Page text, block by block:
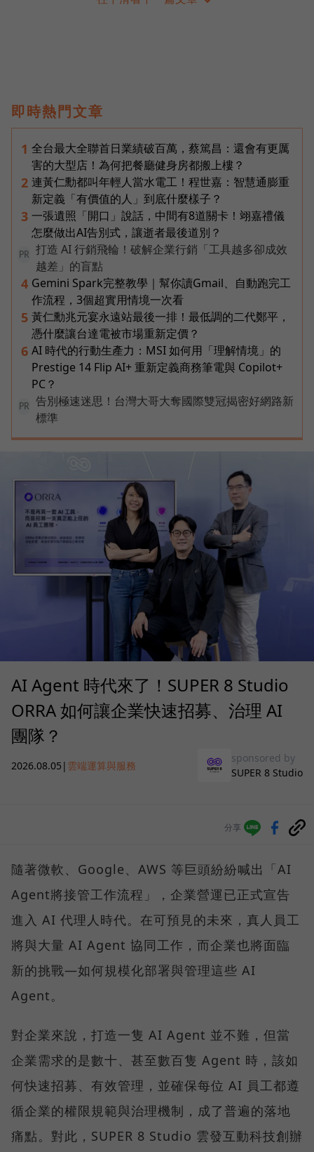
即時熱門文章
1 全台最大全聯首日業績破百萬，蔡篤昌：還會有更厲
害的大型店！為何把餐廳健身房都搬上樓？
2 連黃仁勳都叫年輕人當水電工！程世嘉：智慧通膨重
新定義「有價值的人」到底什麼樣子？
3 一張遺照「開口」說話，中間有8道關卡！翊嘉禮儀
怎麼做出AI告別式，讓逝者最後道別？
PR
打造 AI 行銷飛輪！破解企業行銷「工具越多卻成效
越差」的盲點
4 Gemini Spark完整教學｜幫你讀Gmail、自動跑完工
作流程，3個超實用情境一次看
5 黃仁勳兆元宴永遠站最後一排！最低調的二代鄭平，
憑什麼讓台達電被市場重新定價？
6 AI 時代的行動生產力：MSI 如何用「理解情境」的
Prestige 14 Flip AI+ 重新定義商務筆電與 Copilot+
PC？
PR
告別極速迷思！台灣大哥大奪國際雙冠揭密好網路新
標準
AI Agent 時代來了！SUPER 8 Studio
ORRA 如何讓企業快速招募、治理 AI
團隊？
2026.08.05 | 雲端運算與服務
sponsored by
SUPER 8 Studio
分享
隨著微軟、Google、AWS 等巨頭紛紛喊出「AI
Agent將接管工作流程」，企業營運已正式宣告
進入 AI 代理人時代。在可預見的未來，真人員工
將與大量 AI Agent 協同工作，而企業也將面臨
新的挑戰—如何規模化部署與管理這些 AI
Agent。
對企業來說，打造一隻 AI Agent 並不難，但當
企業需求的是數十、甚至數百隻 Agent 時，該如
何快速招募、有效管理，並確保每位 AI 員工都遵
循企業的權限規範與治理機制，成了普遍的落地
痛點。對此，SUPER 8 Studio 雲發互動科技創辦